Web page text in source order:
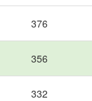
376
356
332